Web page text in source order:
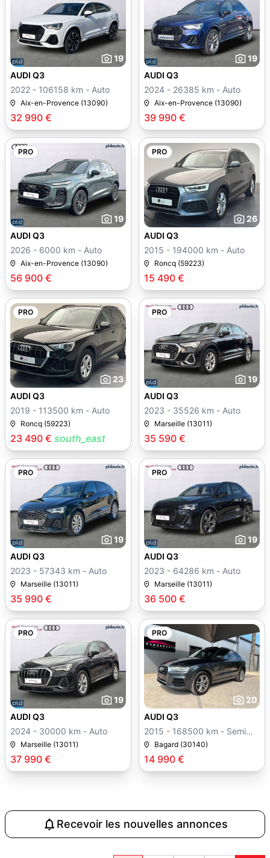
19
32 990 €
AUDI Q3
2022 - 106158 km - Auto
Aix-en-Provence (13090)
19
39 990 €
AUDI Q3
2024 - 26385 km - Auto
Aix-en-Provence (13090)
PRO
19
56 900 €
AUDI Q3
2026 - 6000 km - Auto
Aix-en-Provence (13090)
PRO
26
15 490 €
AUDI Q3
2015 - 194000 km - Auto
Roncq (59223)
PRO
23
23 490 € south_east
AUDI Q3
2019 - 113500 km - Auto
Roncq (59223)
PRO
19
35 590 €
AUDI Q3
2023 - 35526 km - Auto
Marseille (13011)
PRO
19
35 990 €
AUDI Q3
2023 - 57343 km - Auto
Marseille (13011)
PRO
19
36 500 €
AUDI Q3
2023 - 64286 km - Auto
Marseille (13011)
PRO
19
37 990 €
AUDI Q3
2024 - 30000 km - Auto
Marseille (13011)
PRO
20
14 990 €
AUDI Q3
2015 - 168500 km - Semi
autoBagard (30140)
Recevoir les nouvelles annonces